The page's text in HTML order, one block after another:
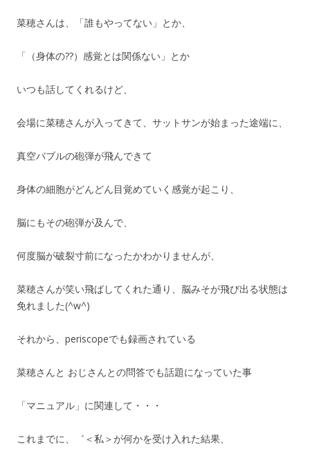
菜穂さんは、「誰もやってない」とか、
「（身体の??）感覚とは関係ない」とか
いつも話してくれるけど、
会場に菜穂さんが入ってきて、サットサンが始まった途端に、
真空バブルの砲弾が飛んできて
身体の細胞がどんどん目覚めていく感覚が起こり、
脳にもその砲弾が及んで、
何度脳が破裂寸前になったかわかりませんが、
菜穂さんが笑い飛ばしてくれた通り、脳みそが飛び出る状態は
免れました(^w^)
それから、periscopeでも録画されている
菜穂さんと おじさんとの問答でも話題になっていた事
「マニュアル」に関連して・・・
これまでに、゛＜私＞が何かを受け入れた結果、